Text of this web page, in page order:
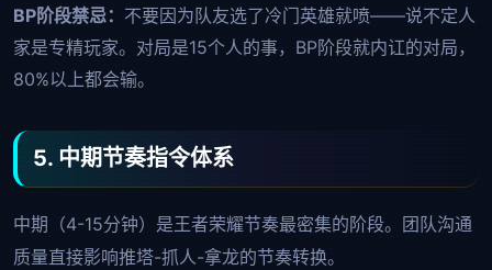
BP阶段禁忌： 不要因为队友选了冷门英雄就喷——说不定人
家是专精玩家。对局是15个人的事，BP阶段就内讧的对局，
80%以上都会输。
5. 中期节奏指令体系
中期（4-15分钟）是王者荣耀节奏最密集的阶段。团队沟通
质量直接影响推塔-抓人-拿龙的节奏转换。